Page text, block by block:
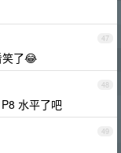
47
笑了😂
48
水平了吧
49